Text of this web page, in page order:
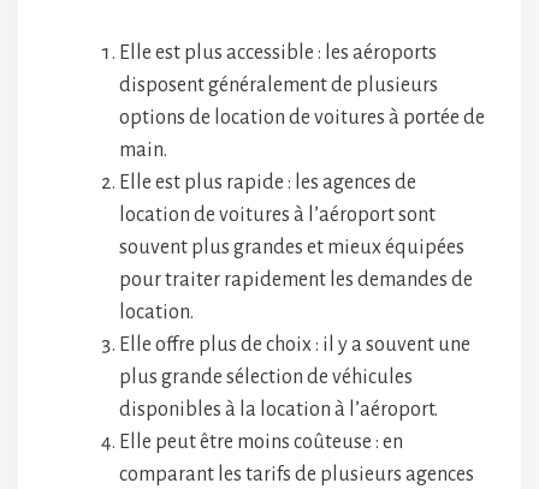
Elle est plus accessible : les aéroports
disposent généralement de plusieurs
options de location de voitures à portée de
main.
Elle est plus rapide : les agences de
location de voitures à l’aéroport sont
souvent plus grandes et mieux équipées
pour traiter rapidement les demandes de
location.
Elle offre plus de choix : il y a souvent une
plus grande sélection de véhicules
disponibles à la location à l’aéroport.
Elle peut être moins coûteuse : en
comparant les tarifs de plusieurs agences